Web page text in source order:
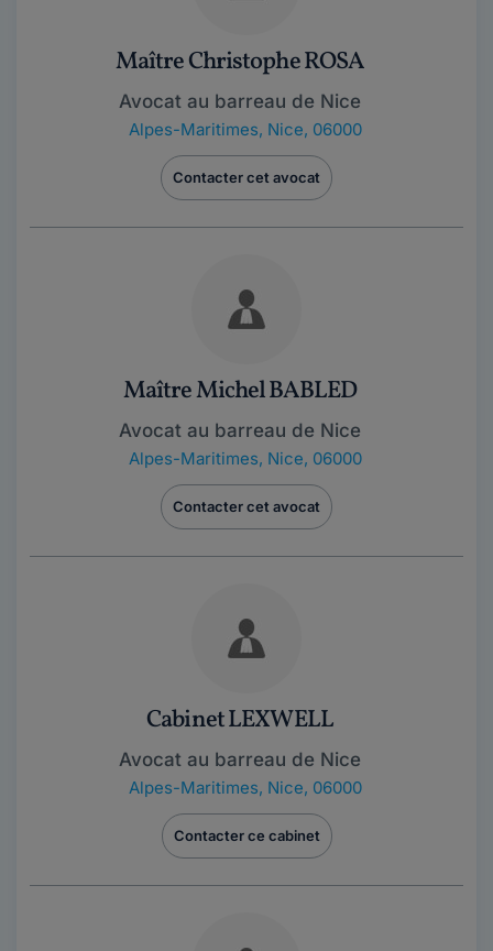
Maître Christophe ROSA
Avocat au barreau de Nice
Alpes-Maritimes, Nice, 06000
Contacter cet avocat
Maître Michel BABLED
Avocat au barreau de Nice
Alpes-Maritimes, Nice, 06000
Contacter cet avocat
Cabinet LEXWELL
Avocat au barreau de Nice
Alpes-Maritimes, Nice, 06000
Contacter ce cabinet